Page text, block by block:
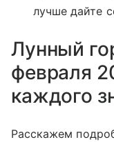
лучше дайте
Лунный
февраля
каждого
Расскажем